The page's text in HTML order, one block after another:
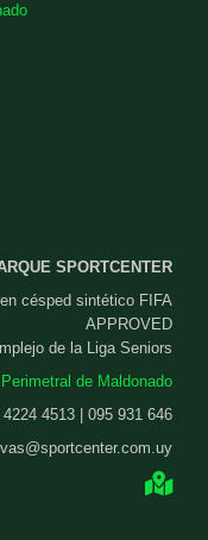
SPORTCENTER
césped sintético FIFA
APPROVED
de la Liga Seniors
de Maldonado
4224 4513 | 095 931 646